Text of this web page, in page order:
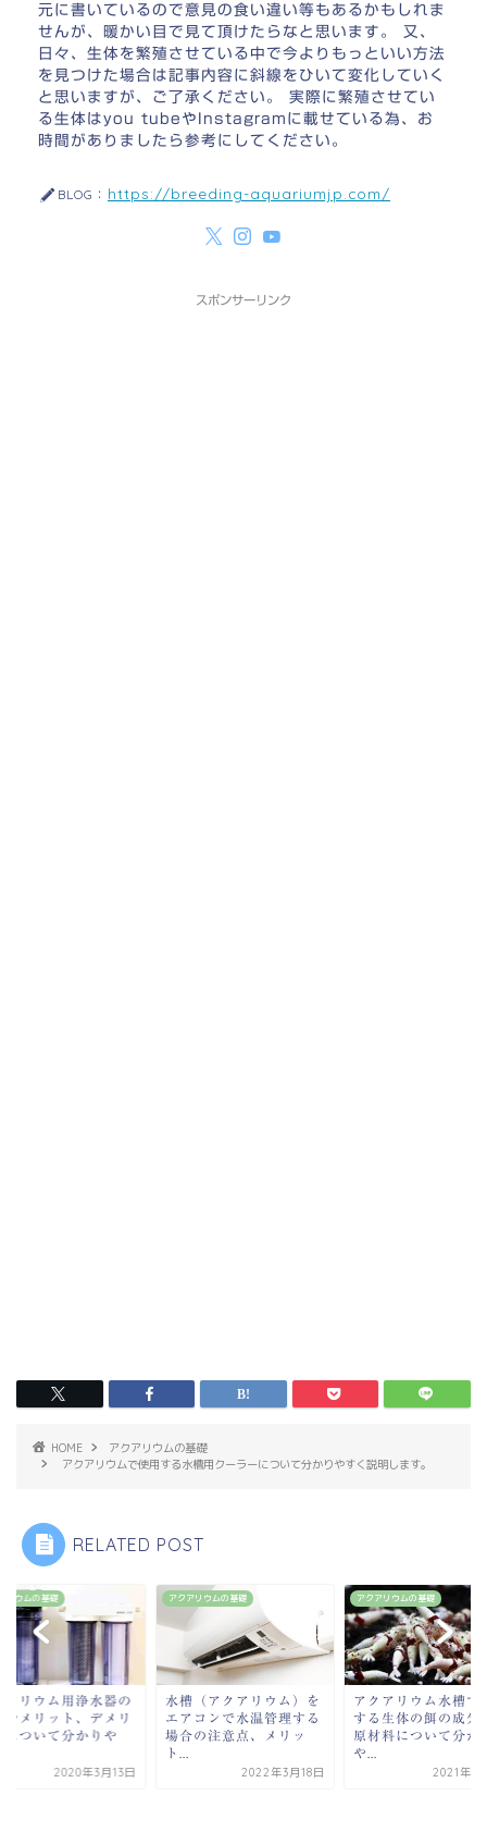
元に書いているので意見の食い違い等もあるかもしれま
せんが、暖かい目で見て頂けたらなと思います。 又、
日々、生体を繁殖させている中で今よりもっといい方法
を見つけた場合は記事内容に斜線をひいて変化していく
と思いますが、ご了承ください。 実際に繁殖させてい
る生体はyou tubeやInstagramに載せている為、お
時間がありましたら参考にしてください。
BLOG： https://breeding-aquariumjp.com/
スポンサーリンク
HOME
アクアリウムの基礎
アクアリウムで使用する水槽用クーラーについて分かりやすく説明します。
RELATED POST
リウムの基礎
（アクアリウム）を
コンで水温管理する
の注意点、メリッ
2022年3月18日
アクアリウムの基礎
アクアリウム水槽で飼育
する生体の餌の成分表や
原材料について分かり
や...
2021年1月15日
アクアリウムの基礎
アクアリウム用浄水